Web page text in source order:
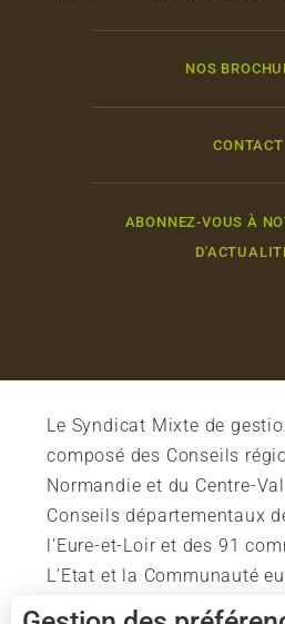
NOS
CONTACT
ABONNEZ-VOUS À
Le Syndicat Mixte de
composé des Conseils
Normandie et du Centre-
Conseils départementaux
l'Eure-et-Loir et des 91
L'Etat et la Communauté
soutiennent également